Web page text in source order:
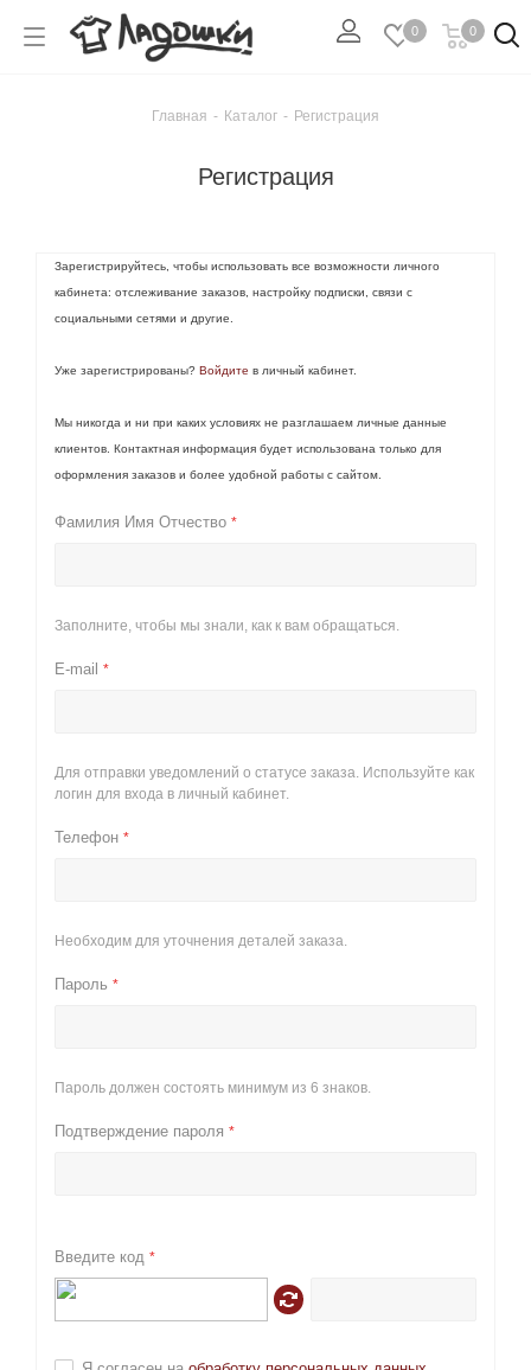
0 0
Главная - Каталог - Регистрация
Регистрация
Зарегистрируйтесь, чтобы использовать все возможности личного
кабинета: отслеживание заказов, настройку подписки, связи с
социальными сетями и другие.
Уже зарегистрированы? Войдите в личный кабинет.
Мы никогда и ни при каких условиях не разглашаем личные данные
клиентов. Контактная информация будет использована только для
оформления заказов и более удобной работы с сайтом.
Фамилия Имя Отчество *
Заполните, чтобы мы знали, как к вам обращаться.
E-mail *
Для отправки уведомлений о статусе заказа. Используйте как
логин для входа в личный кабинет.
Телефон *
Необходим для уточнения деталей заказа.
Пароль *
Пароль должен состоять минимум из 6 знаков.
Подтверждение пароля *
Введите код *